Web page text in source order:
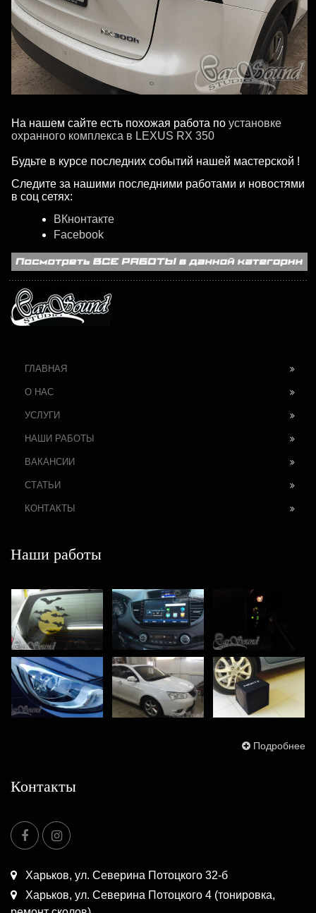
На нашем сайте есть похожая работа по установке
охранного комплекса в LEXUS RX 350
Будьте в курсе последних событий нашей мастерской !
Следите за нашими последними работами и новостями
в соц сетях:
ВКнонтакте
Facebook
ГЛАВНАЯ
О НАС
УСЛУГИ
НАШИ РАБОТЫ
ВАКАНСИИ
СТАТЬИ
КОНТАКТЫ
Наши работы
Подробнее
Контакты
Харьков, ул. Северина Потоцкого 32-б
Харьков, ул. Северина Потоцкого 4 (тонировка,